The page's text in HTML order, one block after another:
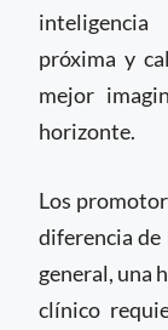
próxima y
mejor
horizonte.
Los
diferencia de
general, una
clínico